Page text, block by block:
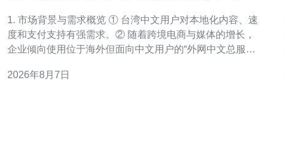
1. 市场背景与需求概览 ① 台湾中文用户对本地化内容、速
度和支付支持有强需求。② 随着跨境电商与媒体的增长，
企业倾向使用位于海外但面向中文用户的“外网中文总服务
需求要先做流量分布、用户地域、峰值时间分析（用
2026年8月7日